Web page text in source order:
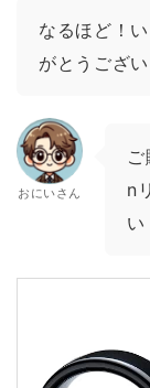
なるほど！
がとうござい
おにいさん
n
い